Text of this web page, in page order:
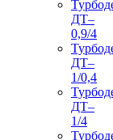
ДТ–
0,9/4
ДТ–
1/0,4
ДТ–
1/4